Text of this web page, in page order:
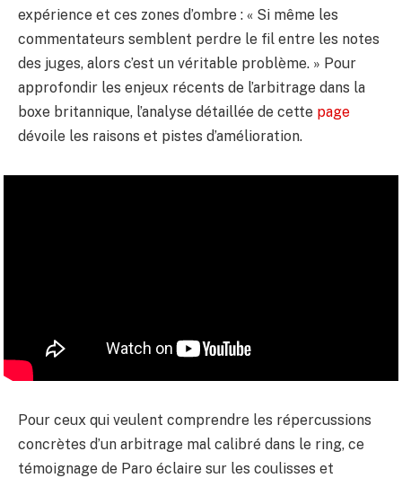
expérience et ces zones d’ombre : « Si même les
commentateurs semblent perdre le fil entre les notes
des juges, alors c’est un véritable problème. » Pour
approfondir les enjeux récents de l’arbitrage dans la
boxe britannique, l’analyse détaillée de cette page
dévoile les raisons et pistes d’amélioration.
Pour ceux qui veulent comprendre les répercussions
concrètes d’un arbitrage mal calibré dans le ring, ce
témoignage de Paro éclaire sur les coulisses et